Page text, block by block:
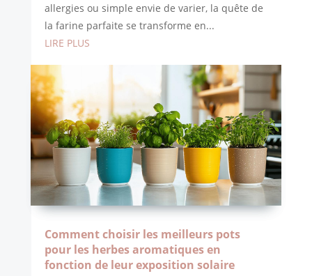
allergies ou simple envie de varier, la quête de
la farine parfaite se transforme en...
LIRE PLUS
Comment choisir les meilleurs pots
pour les herbes aromatiques en
fonction de leur exposition solaire